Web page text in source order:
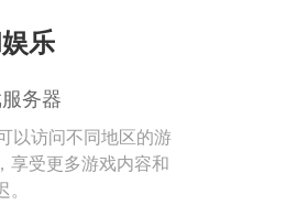
乐
务器
以访问不同地区的游
享受更多游戏内容和